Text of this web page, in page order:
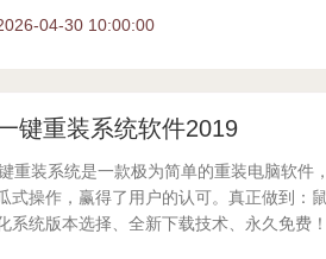
04-30 10:00:00
键重装系统软件2019
重装系统是一款极为简单的重装电脑软件
式操作，赢得了用户的认可。真正做到：
系统版本选择、全新下载技术、永久免费